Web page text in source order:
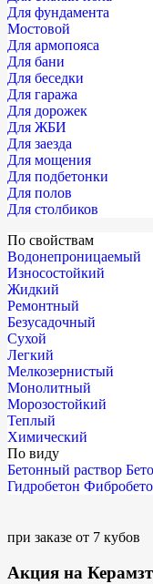
Для фундамента
Мостовой
Для армопояса
Для бани
Для беседки
Для гаража
Для дорожек
Для ЖБИ
Для заезда
Для мощения
Для подбетонки
Для полов
Для столбиков
По свойствам
Водонепроницаемый
Износостойкий
Жидкий
Ремонтный
Безусадочный
Сухой
Легкий
Мелкозернистый
Монолитный
Морозостойкий
Теплый
Химический
По виду
Бетонный раствор
Гидробетон
при заказе от 7 кубов
Акция на